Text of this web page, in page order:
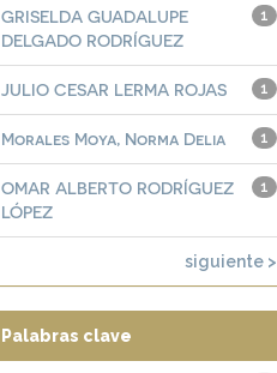
1
GRISELDA GUADALUPE
DELGADO RODRÍGUEZ
1
JULIO CESAR LERMA ROJAS
1
Morales Moya, Norma Delia
1
OMAR ALBERTO RODRÍGUEZ
LÓPEZ
siguiente >
Palabras clave